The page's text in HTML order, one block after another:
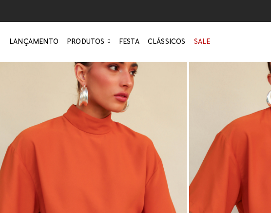
LANÇAMENTO PRODUTOS FESTA CLÁSSICOS SALE